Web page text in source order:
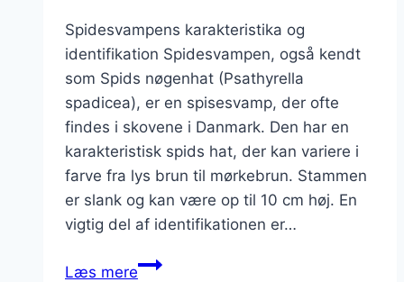
Spidesvampens karakteristika og
identifikation Spidesvampen, også kendt
som Spids nøgenhat (Psathyrella
spadicea), er en spisesvamp, der ofte
findes i skovene i Danmark. Den har en
karakteristisk spids hat, der kan variere i
farve fra lys brun til mørkebrun. Stammen
er slank og kan være op til 10 cm høj. En
vigtig del af identifikationen er…
Læs mereSpidesvamp